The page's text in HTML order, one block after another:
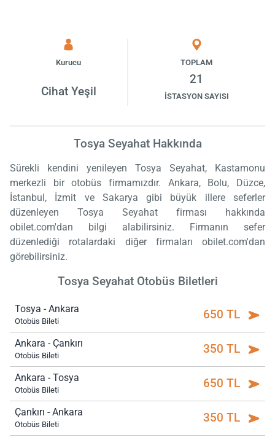
Kurucu
Cihat Yeşil
TOPLAM
21
İSTASYON SAYISI
Tosya Seyahat Hakkında
Sürekli kendini yenileyen Tosya Seyahat, Kastamonu
merkezli bir otobüs firmamızdır. Ankara, Bolu, Düzce,
İstanbul, İzmit ve Sakarya gibi büyük illere seferler
düzenleyen Tosya Seyahat firması hakkında
obilet.com'dan bilgi alabilirsiniz. Firmanın sefer
düzenlediği rotalardaki diğer firmaları obilet.com'dan
görebilirsiniz.
Tosya Seyahat Otobüs Biletleri
Tosya - Ankara
Otobüs Bileti 650 TL
Ankara - Çankırı
Otobüs Bileti 350 TL
Ankara - Tosya
Otobüs Bileti 650 TL
Çankırı - Ankara
Otobüs Bileti 350 TL